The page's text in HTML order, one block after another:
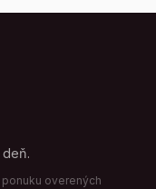
overených